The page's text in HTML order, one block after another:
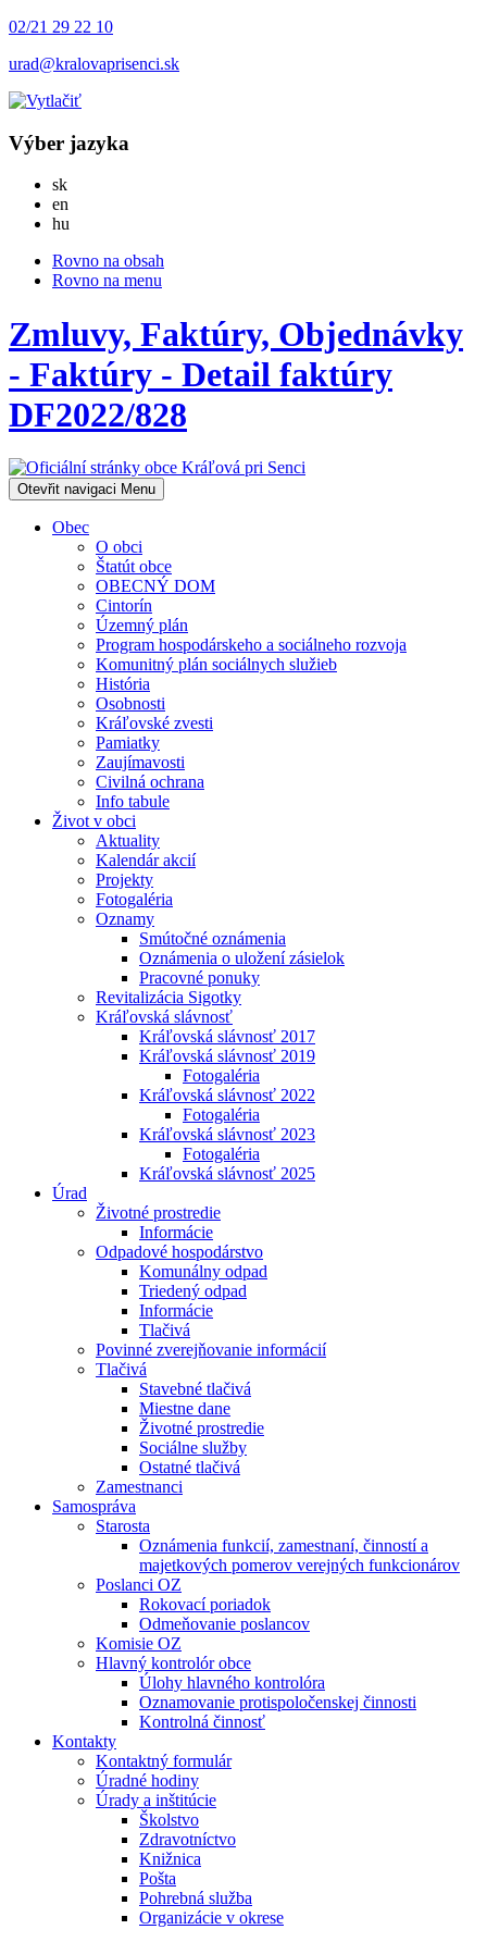
02/21 29 22 10
urad@kralovaprisenci.sk
Výber jazyka
skSlovensky
en
hu
Rovno na obsah
Rovno na menu
Zmluvy, Faktúry, Objednávky
- Faktúry - Detail faktúry
DF2022/828
Otevřit navigaci Menu
Obec
O obci
Štatút obce
OBECNÝ DOM
Cintorín
Územný plán
Program hospodárskeho a sociálneho rozvoja
Komunitný plán sociálnych služieb
História
Osobnosti
Kráľovské zvesti
Pamiatky
Zaujímavosti
Civilná ochrana
Info tabule
Život v obci
Aktuality
Kalendár akcií
Projekty
Fotogaléria
Oznamy
Smútočné oznámenia
Oznámenia o uložení zásielok
Pracovné ponuky
Revitalizácia Sigotky
Kráľovská slávnosť
Kráľovská slávnosť 2017
Kráľovská slávnosť 2019
Fotogaléria
Kráľovská slávnosť 2022
Fotogaléria
Kráľovská slávnosť 2023
Fotogaléria
Kráľovská slávnosť 2025
Úrad
Životné prostredie
Informácie
Odpadové hospodárstvo
Komunálny odpad
Triedený odpad
Informácie
Tlačivá
Povinné zverejňovanie informácií
Tlačivá
Stavebné tlačivá
Miestne dane
Životné prostredie
Sociálne služby
Ostatné tlačivá
Zamestnanci
Samospráva
Starosta
Oznámenia funkcií, zamestnaní, činností a
majetkových pomerov verejných funkcionárov
Poslanci OZ
Rokovací poriadok
Odmeňovanie poslancov
Komisie OZ
Hlavný kontrolór obce
Úlohy hlavného kontrolóra
Oznamovanie protispoločenskej činnosti
Kontrolná činnosť
Kontakty
Kontaktný formulár
Úradné hodiny
Úrady a inštitúcie
Školstvo
Zdravotníctvo
Knižnica
Pošta
Pohrebná služba
Organizácie v okrese